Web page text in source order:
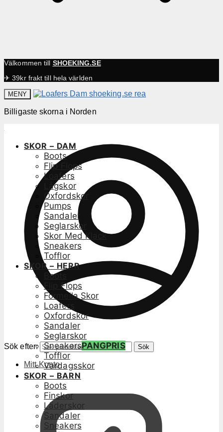
Välkommen till SHOEKING.SE
✈ 39kr frakt till hela världen
MENY
Billigaste skorna i Norden
Sök efter: Sök
Mitt Konto
SKOR – DAM
Boots
Flip Flops
Loafers
Lågskor
Oxfordskor
Pumps
Sandaler
Seglarskor
Skor Med Klack
Sneakers
Tofflor
SKOR – HERR
Boots
Flip Flops
Formella Skor
Loafers
Oxfordskor
Sandaler
Seglarskor
SneakersPANGPRIS
Tofflor
Vardagsskor
SKOR – BARN
Boots
Finskor
Läderskor
Sandaler
Sneakers